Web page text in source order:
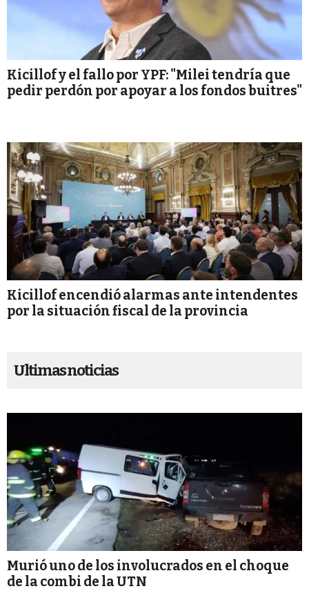
Kicillof y el fallo por YPF: "Milei tendría que
pedir perdón por apoyar a los fondos buitres"
Kicillof encendió alarmas ante intendentes
por la situación fiscal de la provincia
Ultimas noticias
Murió uno de los involucrados en el choque
de la combi de la UTN